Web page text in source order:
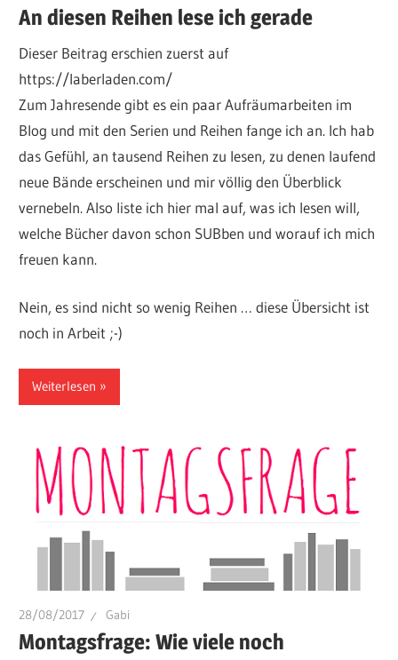
An diesen Reihen lese ich gerade
Dieser Beitrag erschien zuerst auf
https://laberladen.com/
Zum Jahresende gibt es ein paar Aufräumarbeiten im
Blog und mit den Serien und Reihen fange ich an. Ich hab
das Gefühl, an tausend Reihen zu lesen, zu denen laufend
neue Bände erscheinen und mir völlig den Überblick
vernebeln. Also liste ich hier mal auf, was ich lesen will,
welche Bücher davon schon SUBben und worauf ich mich
freuen kann.
Nein, es sind nicht so wenig Reihen … diese Übersicht ist
noch in Arbeit ;-)
Weiterlesen
28/08/2017 Gabi
Montagsfrage: Wie viele noch